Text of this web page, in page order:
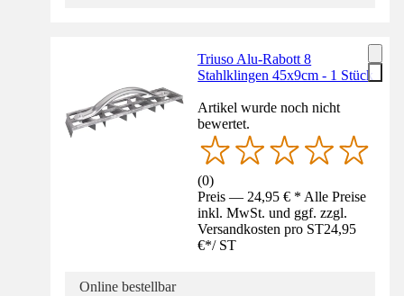
Triuso Alu-Rabott 8
Stahlklingen 45x9cm - 1 Stück
Artikel wurde noch nicht
bewertet.
(0)
Preis — 24,95 € * Alle Preise
inkl. MwSt. und ggf. zzgl.
Versandkosten pro ST24,95
€*/ ST
Online bestellbar